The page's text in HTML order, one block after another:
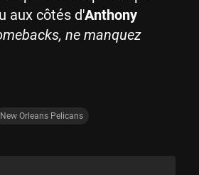
aux côtés d'Anthony
ne manquez
New Orleans Pelicans